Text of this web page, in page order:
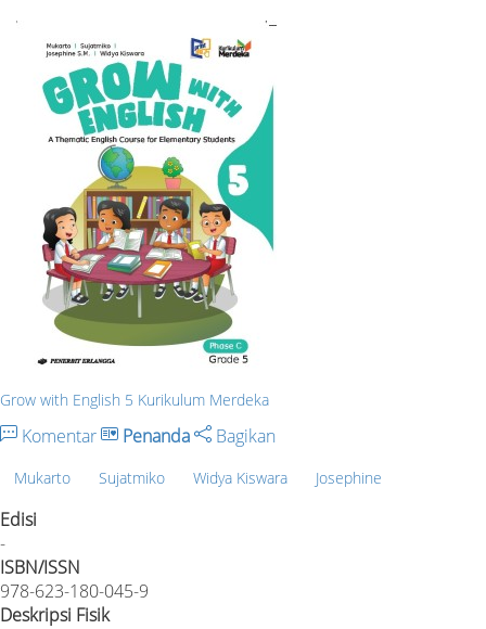
Grow with English 5 Kurikulum Merdeka
Komentar Penanda Bagikan
Mukarto Sujatmiko Widya Kiswara Josephine
Edisi
-
ISBN/ISSN
978-623-180-045-9
Deskripsi Fisik